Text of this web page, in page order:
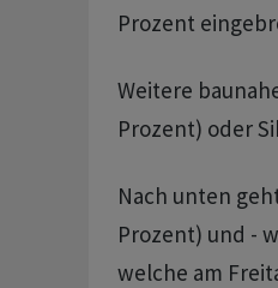
Prozent
Weitere
Prozent) oder
Nach unten
Prozent) und -
welche am